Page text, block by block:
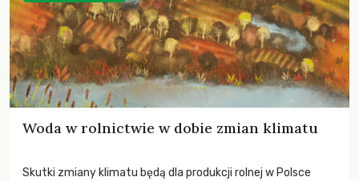
Woda w rolnictwie w dobie zmian klimatu
Skutki zmiany klimatu będą dla produkcji rolnej w Polsce